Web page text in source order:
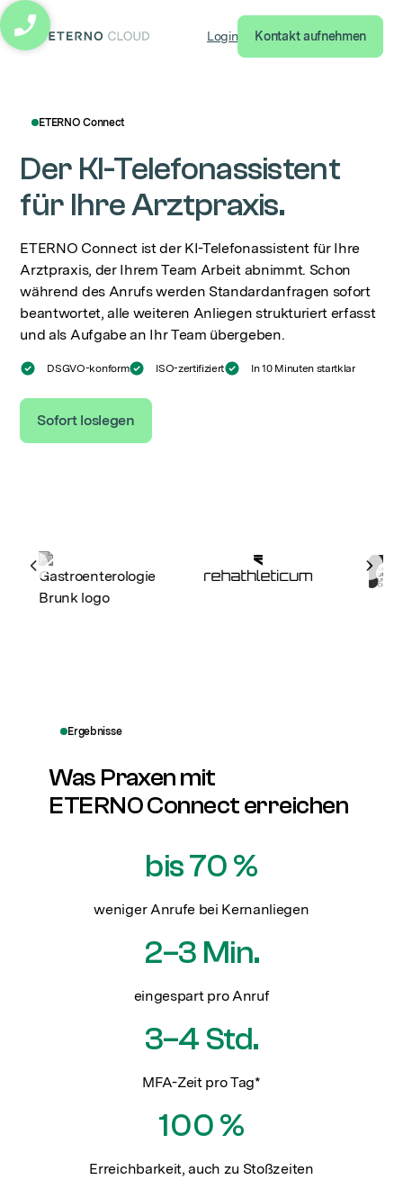
eterno cloud logo
Login Kontakt aufnehmen
ETERNO Connect
Der KI-Telefonassistent
für Ihre Arztpraxis.
ETERNO Connect ist der KI-Telefonassistent für Ihre
Arztpraxis, der Ihrem Team Arbeit abnimmt. Schon
während des Anrufs werden Standardanfragen sofort
beantwortet, alle weiteren Anliegen strukturiert erfasst
und als Aufgabe an Ihr Team übergeben.
DSGVO-konform ISO-zertifiziert In 10 Minuten startklar
Sofort loslegen
Vorherige Bewertung
Ergebnisse
Was Praxen mit
ETERNO Connect erreichen
bis 70 %
weniger Anrufe bei Kernanliegen
2–3 Min.
eingespart pro Anruf
3–4 Std.
MFA-Zeit pro Tag*
100 %
Erreichbarkeit, auch zu Stoßzeiten